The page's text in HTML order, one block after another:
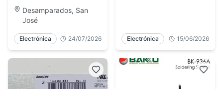
Desamparados, San
José
Electrónica 24/07/2026 Electrónica 15/06/2026